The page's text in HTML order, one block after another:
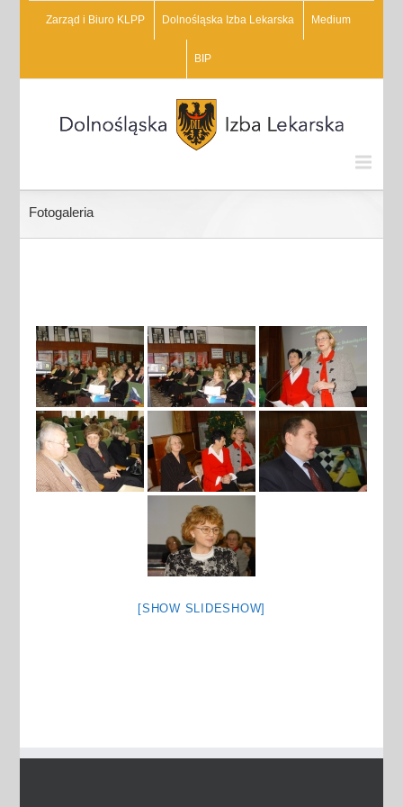
Zarząd i Biuro KLPP Dolnośląska Izba Lekarska Medium
BIP
Fotogaleria
[SHOW SLIDESHOW]